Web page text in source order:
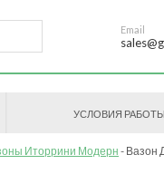
Email
УСЛОВИЯ РАБОТЫ
Иторрини Модерн Вазон